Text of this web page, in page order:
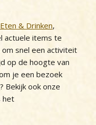
Eten & Drinken,
actuele items te
snel een activiteit
op de hoogte van
je een bezoek
? Bekijk ook onze
het